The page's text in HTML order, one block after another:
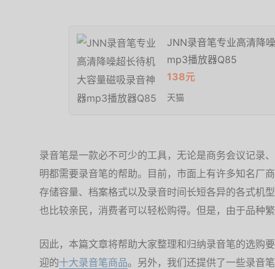
JNN录音笔专业高清降
mp3播放器Q85
138元
天猫
录音笔是一款必不可少的工具，无论是商务会议记录
明都需要录音笔的帮助。目前，市面上有许多知名厂
存储容量、档案格式以及录音时间长短各异的各式机
也比较亲民，消费者可以轻松购得。但是，由于品种
因此，本篇文章将帮助大家整理和归纳录音笔的选购
迎的十大录音笔商品。另外，我们还提供了一些录音